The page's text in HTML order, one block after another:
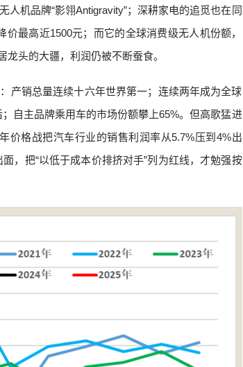
机品牌“影翎Antigravity”；深耕家电的追觅也在同
最高近1500元；而它的全球消费级无人机份额，
头的大疆，利润仍被不断蚕食。
产销总量连续十六年世界第一；连续两年成为全球
自主品牌乘用车的市场份额攀上65%。但高歌猛进
价格战把汽车行业的销售利润率从5.7%压到4%出
，把“以低于成本价排挤对手”列为红线，才勉强按